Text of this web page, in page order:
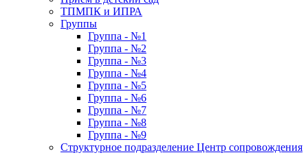
ТПМПК и ИПРА
Группы
Группа - №1
Группа - №2
Группа - №3
Группа - №4
Группа - №5
Группа - №6
Группа - №7
Группа - №8
Группа - №9
Структурное подразделение Центр сопровождения